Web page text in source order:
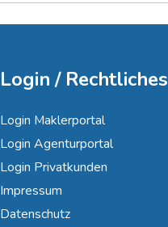
Login / Rechtliches
Login Maklerportal
Login Agenturportal
Login Privatkunden
Impressum
Datenschutz